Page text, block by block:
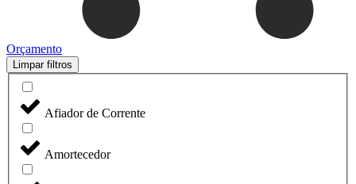
Orçamento
Limpar filtros
Afiador de Corrente
Amortecedor